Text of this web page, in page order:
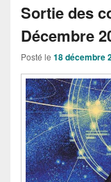
Sortie des
Décembre
Posté le 18 décembre